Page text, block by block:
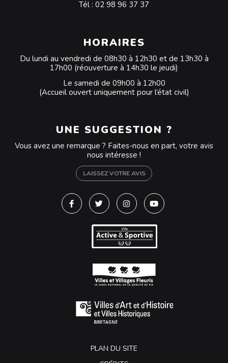
Tél : 02 98 96 37 37
HORAIRES
Du lundi au vendredi de 08h30 à 12h30 et de 13h30 à
17h00 (réouverture à 14h30 le jeudi)
Le samedi de 09h00 à 12h00
(Accueil ouvert uniquement pour l’état civil)
UNE SUGGESTION ?
Vous avez une remarque ? Faites-nous en part, votre avis
nous intéresse !
LAISSEZ VOTRE AVIS
Lien vers le compte Facebook
Lien vers le compte Twitter
Lien vers le compte
Lien vers la chaîne
PLAN DU SITE